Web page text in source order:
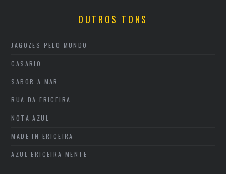
OUTROS TONS
JAGOZES PELO MUNDO
CASARIO
SABOR A MAR
RUA DA ERICEIRA
NOTA AZUL
MADE IN ERICEIRA
AZUL ERICEIRA MENTE